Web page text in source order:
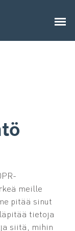
meille
pitää sinut
tietoja
siitä, mihin